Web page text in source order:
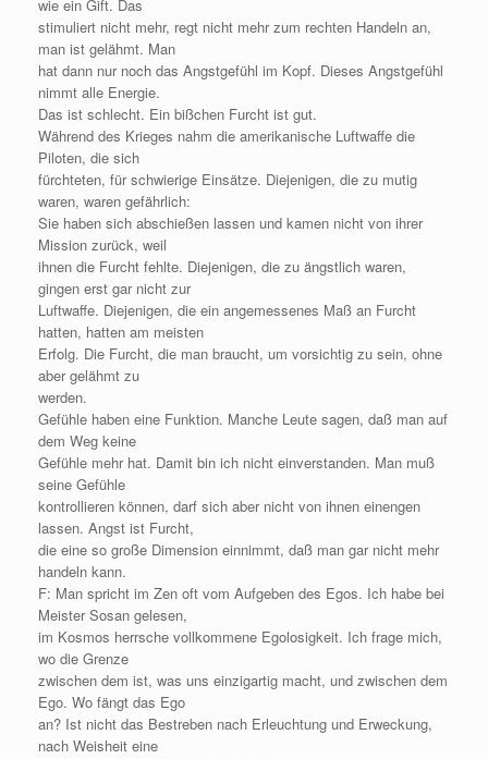
wie ein Gift. Das
stimuliert nicht mehr, regt nicht mehr zum rechten Handeln an,
man ist gelähmt. Man
hat dann nur noch das Angstgefühl im Kopf. Dieses Angstgefühl
nimmt alle Energie.
Das ist schlecht. Ein bißchen Furcht ist gut.
Während des Krieges nahm die amerikanische Luftwaffe die
Piloten, die sich
fürchteten, für schwierige Einsätze. Diejenigen, die zu mutig
waren, waren gefährlich:
Sie haben sich abschießen lassen und kamen nicht von ihrer
Mission zurück, weil
ihnen die Furcht fehlte. Diejenigen, die zu ängstlich waren,
gingen erst gar nicht zur
Luftwaffe. Diejenigen, die ein angemessenes Maß an Furcht
hatten, hatten am meisten
Erfolg. Die Furcht, die man braucht, um vorsichtig zu sein, ohne
aber gelähmt zu
werden.
Gefühle haben eine Funktion. Manche Leute sagen, daß man auf
dem Weg keine
Gefühle mehr hat. Damit bin ich nicht einverstanden. Man muß
seine Gefühle
kontrollieren können, darf sich aber nicht von ihnen einengen
lassen. Angst ist Furcht,
die eine so große Dimension einnimmt, daß man gar nicht mehr
handeln kann.
F: Man spricht im Zen oft vom Aufgeben des Egos. Ich habe bei
Meister Sosan gelesen,
im Kosmos herrsche vollkommene Egolosigkeit. Ich frage mich,
wo die Grenze
zwischen dem ist, was uns einzigartig macht, und zwischen dem
Ego. Wo fängt das Ego
an? Ist nicht das Bestreben nach Erleuchtung und Erweckung,
nach Weisheit eine